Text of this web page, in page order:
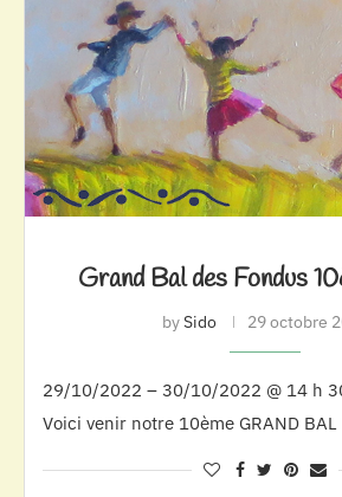
Grand Bal des Fondus
bySido 29 octobre
29/10/2022 – 30/10/2022 @ 14 h
Voici venir notre 10ème GRAND BAL